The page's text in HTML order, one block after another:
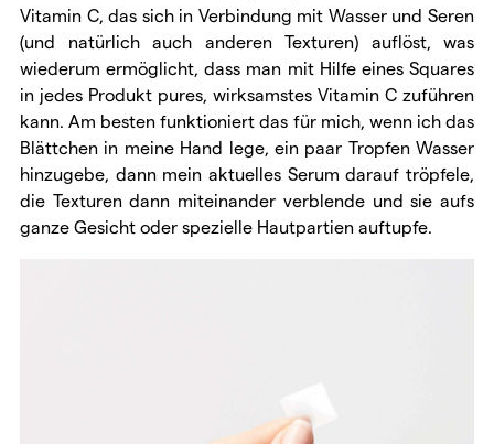
Vitamin C, das sich in Verbindung mit Wasser und Seren
(und natürlich auch anderen Texturen) auflöst, was
wiederum ermöglicht, dass man mit Hilfe eines Squares
in jedes Produkt pures, wirksamstes Vitamin C zuführen
kann. Am besten funktioniert das für mich, wenn ich das
Blättchen in meine Hand lege, ein paar Tropfen Wasser
hinzugebe, dann mein aktuelles Serum darauf tröpfele,
die Texturen dann miteinander verblende und sie aufs
ganze Gesicht oder spezielle Hautpartien auftupfe.